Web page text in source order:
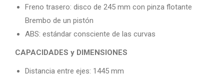
Freno trasero: disco de 245 mm con pinza flotante
Brembo de un pistón
ABS: estándar consciente de las curvas
CAPACIDADES y DIMENSIONES
Distancia entre ejes: 1445 mm